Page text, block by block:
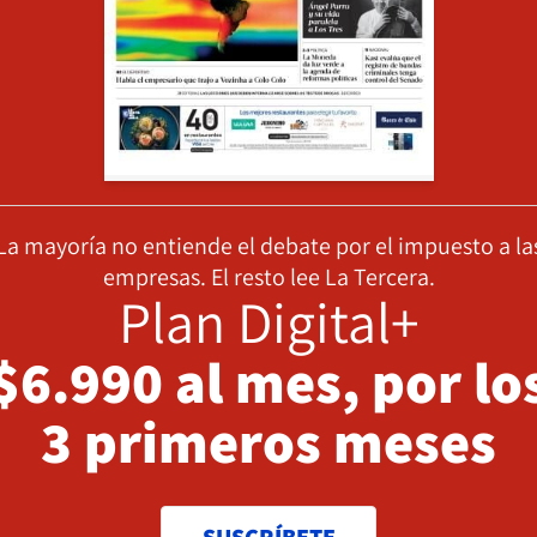
mayoría no entiende el debate por el impuesto a
empresas. El resto lee La Tercera.
Plan Digital+
al mes, por
3 primeros meses